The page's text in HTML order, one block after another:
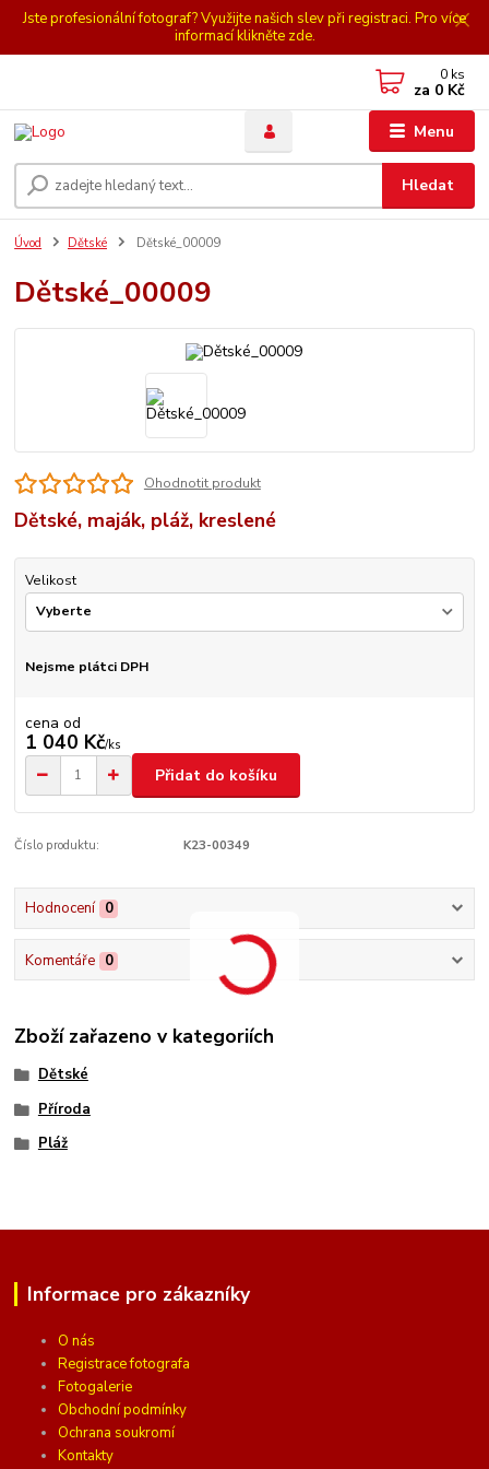
Jste profesionální fotograf? Využijte našich slev při registraci. Pro více
informací klikněte zde.
Menu
Hledat
0 ks
za 0 Kč
Úvod Dětské Dětské_00009
Dětské_00009
Ohodnotit produkt
Dětské, maják, pláž, kreslené
Velikost
Nejsme plátci DPH
cena od
1 040 Kč/ks
Přidat do košíku
Číslo produktu: K23-00349
Hodnocení 0
Komentáře 0
Zboží zařazeno v kategoriích
Dětské
Příroda
Pláž
Informace pro zákazníky
O nás
Registrace fotografa
Fotogalerie
Obchodní podmínky
Ochrana soukromí
Kontakty